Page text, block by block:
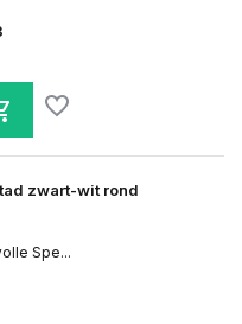
zwart-wit rond
Spe...